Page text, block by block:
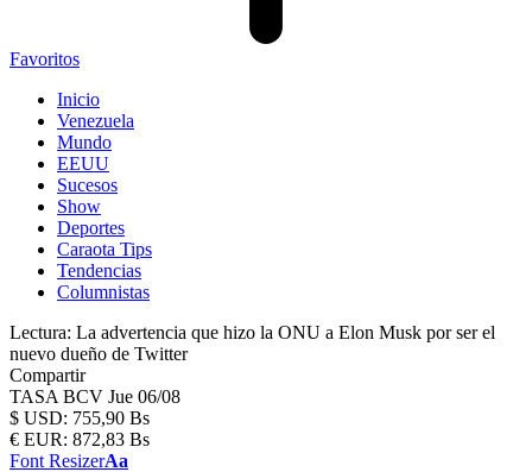
Favoritos
Inicio
Venezuela
Mundo
EEUU
Sucesos
Show
Deportes
Caraota Tips
Tendencias
Columnistas
Lectura: La advertencia que hizo la ONU a Elon Musk por ser el
nuevo dueño de Twitter
Compartir
TASA BCV Jue 06/08
$ USD: 755,90 Bs
€ EUR: 872,83 Bs
Font ResizerAa